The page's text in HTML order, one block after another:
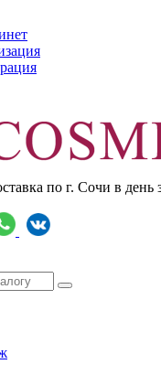
по г. Сочи в день